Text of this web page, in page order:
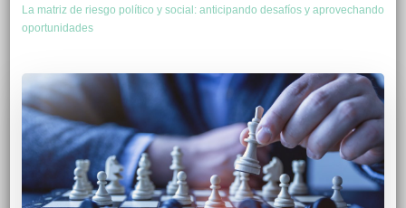
La matriz de riesgo político y social: anticipando desafíos y aprovechando
oportunidades